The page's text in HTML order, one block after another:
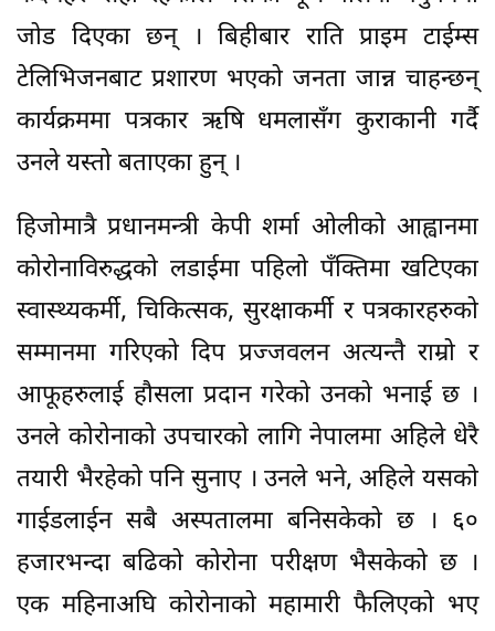
जोड दिएका छन् । बिहीबार राति प्राइम टाईम्स
टेलिभिजनबाट प्रशारण भएको जनता जान्न चाहन्छन्
कार्यक्रममा पत्रकार ऋषि धमलासँग कुराकानी गर्दै
उनले यस्तो बताएका हुन् ।
हिजोमात्रै प्रधानमन्त्री केपी शर्मा ओलीको आह्वानमा
कोरोनाविरुद्धको लडाईमा पहिलो पँक्तिमा खटिएका
स्वास्थ्यकर्मी, चिकित्सक, सुरक्षाकर्मी र पत्रकारहरुको
सम्मानमा गरिएको दिप प्रज्जवलन अत्यन्तै राम्रो र
आफूहरुलाई हौसला प्रदान गरेको उनको भनाई छ ।
उनले कोरोनाको उपचारको लागि नेपालमा अहिले धेरै
तयारी भैरहेको पनि सुनाए । उनले भने, अहिले यसको
गाईडलाईन सबै अस्पतालमा बनिसकेको छ । ६०
हजारभन्दा बढिको कोरोना परीक्षण भैसकेको छ ।
एक महिनाअघि कोरोनाको महामारी फैलिएको भए